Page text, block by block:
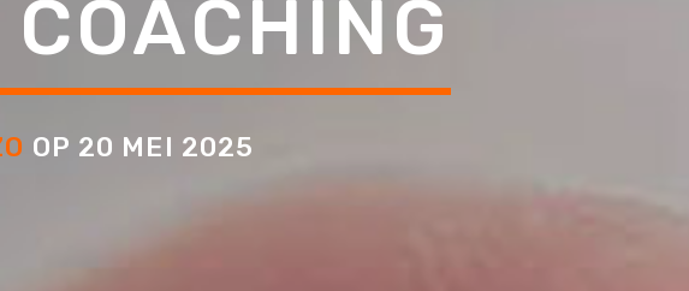
OP 20 MEI 2025